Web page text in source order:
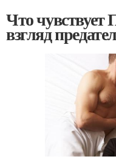
Что чувствует
взгляд